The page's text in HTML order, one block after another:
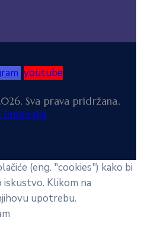
youtube
Sva prava pridržana.
Impresija
(eng. "cookies") kako bi
Klikom na
upotrebu.